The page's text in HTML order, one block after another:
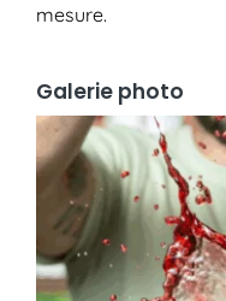
mesure.
Galerie photo